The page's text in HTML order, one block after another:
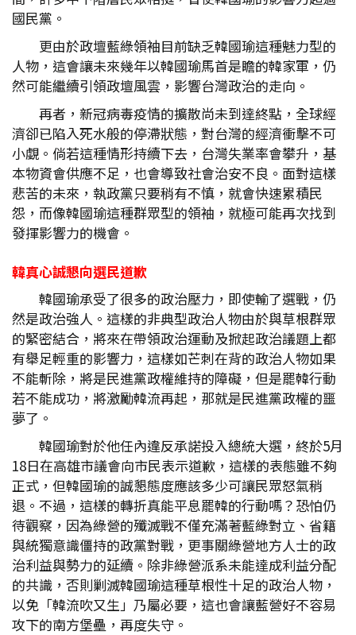
國民黨。
更由於政壇藍綠領袖目前缺乏韓國瑜這種魅力型的
人物，這會讓未來幾年以韓國瑜馬首是瞻的韓家軍，仍
然可能繼續引領政壇風雲，影響台灣政治的走向。
再者，新冠病毒疫情的擴散尚未到達終點，全球經
濟卻已陷入死水般的停滯狀態，對台灣的經濟衝擊不可
小覷。倘若這種情形持續下去，台灣失業率會攀升，基
本物資會供應不足，也會導致社會治安不良。面對這樣
悲苦的未來，執政黨只要稍有不慎，就會快速累積民
怨，而像韓國瑜這種群眾型的領袖，就極可能再次找到
發揮影響力的機會。
韓真心誠懇向選民道歉
韓國瑜承受了很多的政治壓力，即使輸了選戰，仍
然是政治強人。這樣的非典型政治人物由於與草根群眾
的緊密結合，將來在帶領政治運動及掀起政治議題上都
有舉足輕重的影響力，這樣如芒刺在背的政治人物如果
不能斬除，將是民進黨政權維持的障礙，但是罷韓行動
若不能成功，將激勵韓流再起，那就是民進黨政權的噩
夢了。
韓國瑜對於他任內違反承諾投入總統大選，終於5月
18日在高雄市議會向市民表示道歉，這樣的表態雖不夠
正式，但韓國瑜的誠懇態度應該多少可讓民眾怒氣稍
退。不過，這樣的轉折真能平息罷韓的行動嗎？恐怕仍
待觀察，因為綠營的殲滅戰不僅充滿著藍綠對立、省籍
與統獨意識僵持的政黨對戰，更事關綠營地方人士的政
治利益與勢力的延續。除非綠營派系未能達成利益分配
的共識，否則剿滅韓國瑜這種草根性十足的政治人物，
以免「韓流吹又生」乃屬必要，這也會讓藍營好不容易
攻下的南方堡壘，再度失守。